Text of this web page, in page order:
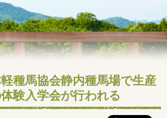
種馬協会静内種馬場で生産
験入学会が行われる